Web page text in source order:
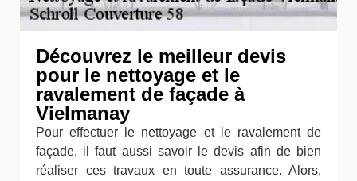
Découvrez le meilleur devis
pour le nettoyage et le
ravalement de façade à
Vielmanay
Pour effectuer le nettoyage et le ravalement de
façade, il faut aussi savoir le devis afin de bien
réaliser ces travaux en toute assurance. Alors,